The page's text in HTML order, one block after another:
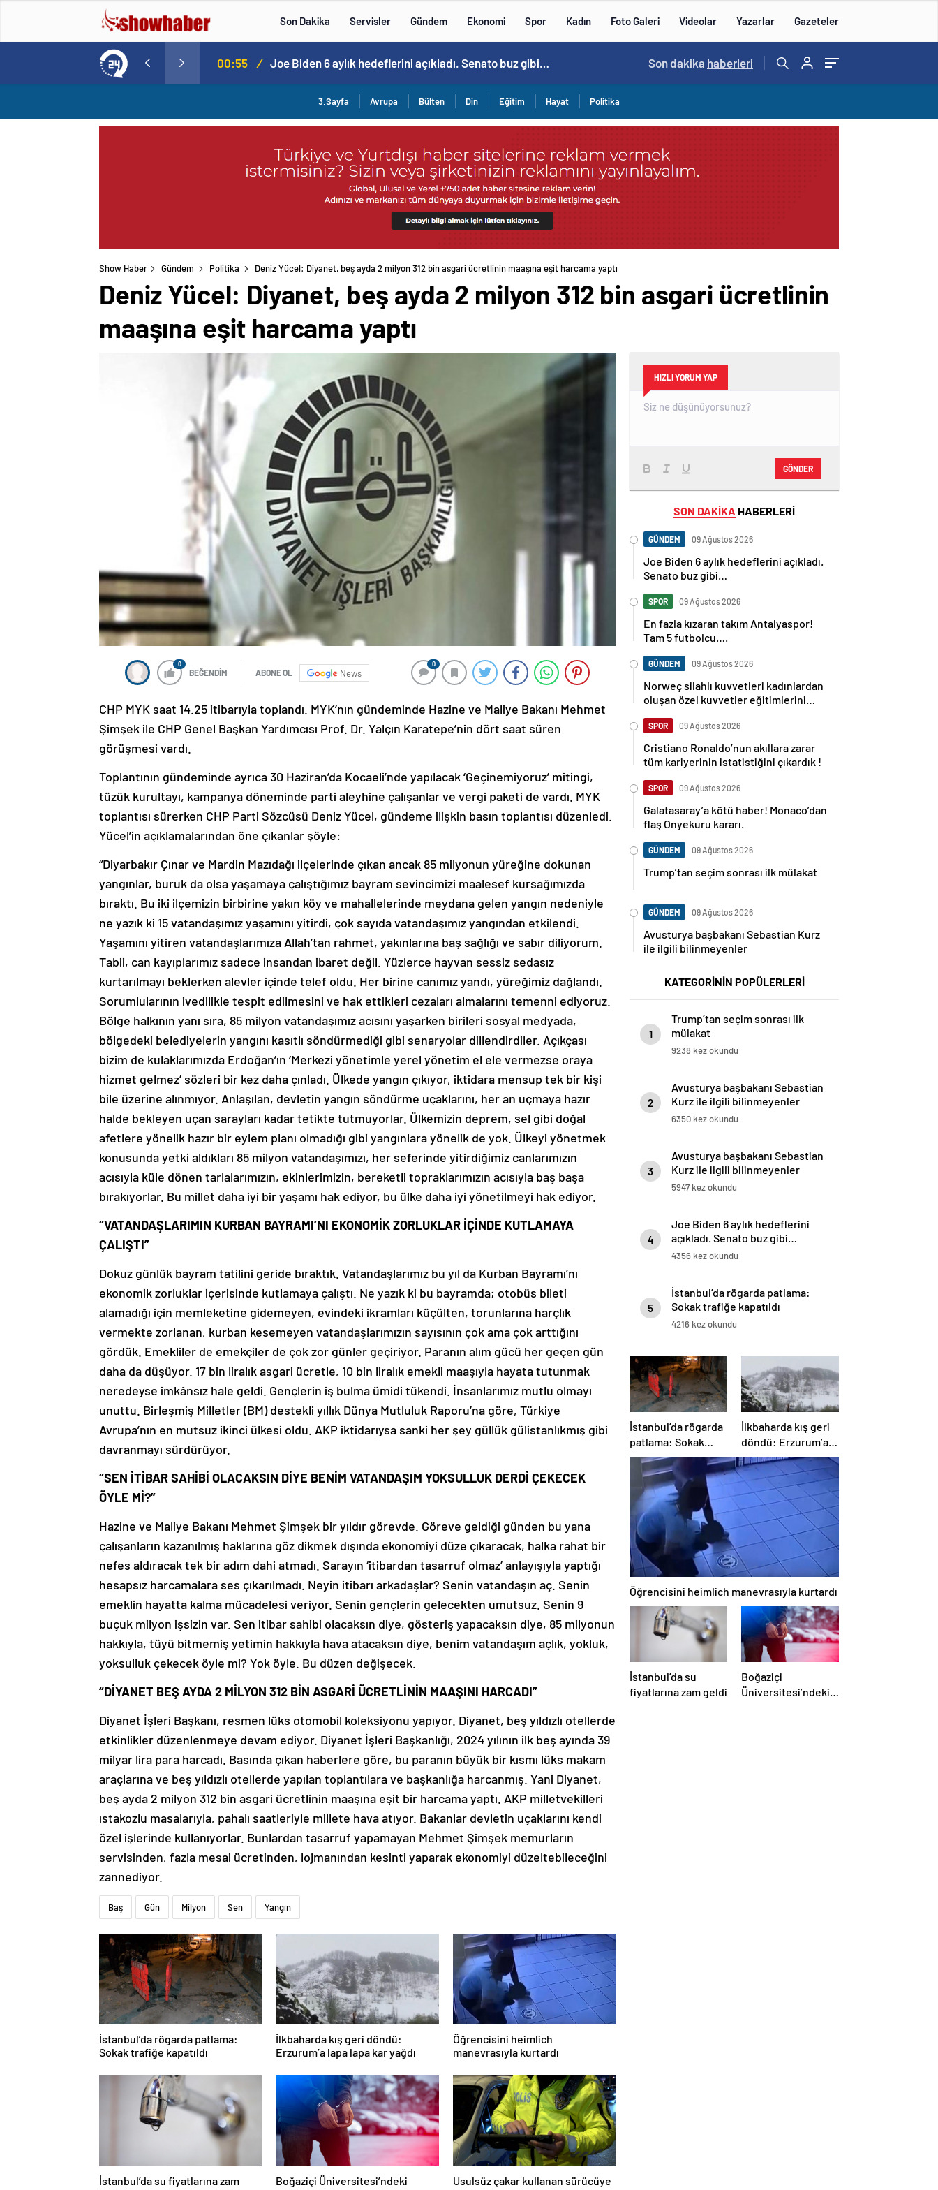
Son Dakika Servisler Gündem Ekonomi Spor Kadın Foto Galeri Videolar Yazarlar Gazeteler
00:55 / Joe Biden 6 aylık hedeflerini açıkladı. Senato buz gibi… 23:55 / En fazla kızaran takım Antalyaspor! Tam 5
Son dakika haberleri
3.Sayfa Avrupa Bülten Din Eğitim Hayat Politika
Show Haber Gündem Politika Deniz Yücel: Diyanet, beş ayda 2 milyon 312 bin asgari ücretlinin maaşına eşit harcama yaptı
Deniz Yücel: Diyanet, beş ayda 2 milyon 312 bin asgari ücretlinin
maaşına eşit harcama yaptı
0
BEĞENDİM ABONE OL News
0
CHP MYK saat 14.25 itibarıyla toplandı. MYK’nın gündeminde Hazine ve Maliye Bakanı Mehmet
Şimşek ile CHP Genel Başkan Yardımcısı Prof. Dr. Yalçın Karatepe’nin dört saat süren
görüşmesi vardı.
Toplantının gündeminde ayrıca 30 Haziran’da Kocaeli’nde yapılacak ‘Geçinemiyoruz’ mitingi,
tüzük kurultayı, kampanya döneminde parti aleyhine çalışanlar ve vergi paketi de vardı. MYK
toplantısı sürerken CHP Parti Sözcüsü Deniz Yücel, gündeme ilişkin basın toplantısı düzenledi.
Yücel’in açıklamalarından öne çıkanlar şöyle:
“Diyarbakır Çınar ve Mardin Mazıdağı ilçelerinde çıkan ancak 85 milyonun yüreğine dokunan
yangınlar, buruk da olsa yaşamaya çalıştığımız bayram sevincimizi maalesef kursağımızda
bıraktı. Bu iki ilçemizin birbirine yakın köy ve mahallelerinde meydana gelen yangın nedeniyle
ne yazık ki 15 vatandaşımız yaşamını yitirdi, çok sayıda vatandaşımız yangından etkilendi.
Yaşamını yitiren vatandaşlarımıza Allah’tan rahmet, yakınlarına baş sağlığı ve sabır diliyorum.
Tabii, can kayıplarımız sadece insandan ibaret değil. Yüzlerce hayvan sessiz sedasız
kurtarılmayı beklerken alevler içinde telef oldu. Her birine canımız yandı, yüreğimiz dağlandı.
Sorumlularının ivedilikle tespit edilmesini ve hak ettikleri cezaları almalarını temenni ediyoruz.
Bölge halkının yanı sıra, 85 milyon vatandaşımız acısını yaşarken birileri sosyal medyada,
bölgedeki belediyelerin yangını kasıtlı söndürmediği gibi senaryolar dillendirdiler. Açıkçası
bizim de kulaklarımızda Erdoğan’ın ‘Merkezi yönetimle yerel yönetim el ele vermezse oraya
hizmet gelmez’ sözleri bir kez daha çınladı. Ülkede yangın çıkıyor, iktidara mensup tek bir kişi
bile üzerine alınmıyor. Anlaşılan, devletin yangın söndürme uçaklarını, her an uçmaya hazır
halde bekleyen uçan sarayları kadar tetikte tutmuyorlar. Ülkemizin deprem, sel gibi doğal
afetlere yönelik hazır bir eylem planı olmadığı gibi yangınlara yönelik de yok. Ülkeyi yönetmek
konusunda yetki aldıkları 85 milyon vatandaşımızı, her seferinde yitirdiğimiz canlarımızın
acısıyla küle dönen tarlalarımızın, ekinlerimizin, bereketli topraklarımızın acısıyla baş başa
bırakıyorlar. Bu millet daha iyi bir yaşamı hak ediyor, bu ülke daha iyi yönetilmeyi hak ediyor.
“VATANDAŞLARIMIN KURBAN BAYRAMI’NI EKONOMİK ZORLUKLAR İÇİNDE KUTLAMAYA
ÇALIŞTI”
Dokuz günlük bayram tatilini geride bıraktık. Vatandaşlarımız bu yıl da Kurban Bayramı’nı
ekonomik zorluklar içerisinde kutlamaya çalıştı. Ne yazık ki bu bayramda; otobüs bileti
alamadığı için memleketine gidemeyen, evindeki ikramları küçülten, torunlarına harçlık
vermekte zorlanan, kurban kesemeyen vatandaşlarımızın sayısının çok ama çok arttığını
gördük. Emekliler de emekçiler de çok zor günler geçiriyor. Paranın alım gücü her geçen gün
daha da düşüyor. 17 bin liralık asgari ücretle, 10 bin liralık emekli maaşıyla hayata tutunmak
neredeyse imkânsız hale geldi. Gençlerin iş bulma ümidi tükendi. İnsanlarımız mutlu olmayı
unuttu. Birleşmiş Milletler (BM) destekli yıllık Dünya Mutluluk Raporu’na göre, Türkiye
Avrupa’nın en mutsuz ikinci ülkesi oldu. AKP iktidarıysa sanki her şey güllük gülistanlıkmış gibi
davranmayı sürdürüyor.
“SEN İTİBAR SAHİBİ OLACAKSIN DİYE BENİM VATANDAŞIM YOKSULLUK DERDİ ÇEKECEK
ÖYLE Mİ?”
Hazine ve Maliye Bakanı Mehmet Şimşek bir yıldır görevde. Göreve geldiği günden bu yana
çalışanların kazanılmış haklarına göz dikmek dışında ekonomiyi düze çıkaracak, halka rahat bir
nefes aldıracak tek bir adım dahi atmadı. Sarayın ‘itibardan tasarruf olmaz’ anlayışıyla yaptığı
hesapsız harcamalara ses çıkarılmadı. Neyin itibarı arkadaşlar? Senin vatandaşın aç. Senin
emeklin hayatta kalma mücadelesi veriyor. Senin gençlerin gelecekten umutsuz. Senin 9
buçuk milyon işsizin var. Sen itibar sahibi olacaksın diye, gösteriş yapacaksın diye, 85 milyonun
hakkıyla, tüyü bitmemiş yetimin hakkıyla hava atacaksın diye, benim vatandaşım açlık, yokluk,
yoksulluk çekecek öyle mi? Yok öyle. Bu düzen değişecek.
“DİYANET BEŞ AYDA 2 MİLYON 312 BİN ASGARİ ÜCRETLİNİN MAAŞINI HARCADI”
Diyanet İşleri Başkanı, resmen lüks otomobil koleksiyonu yapıyor. Diyanet, beş yıldızlı otellerde
etkinlikler düzenlenmeye devam ediyor. Diyanet İşleri Başkanlığı, 2024 yılının ilk beş ayında 39
milyar lira para harcadı. Basında çıkan haberlere göre, bu paranın büyük bir kısmı lüks makam
araçlarına ve beş yıldızlı otellerde yapılan toplantılara ve başkanlığa harcanmış. Yani Diyanet,
beş ayda 2 milyon 312 bin asgari ücretlinin maaşına eşit bir harcama yaptı. AKP milletvekilleri
ıstakozlu masalarıyla, pahalı saatleriyle millete hava atıyor. Bakanlar devletin uçaklarını kendi
özel işlerinde kullanıyorlar. Bunlardan tasarruf yapamayan Mehmet Şimşek memurların
servisinden, fazla mesai ücretinden, lojmanından kesinti yaparak ekonomiyi düzeltebileceğini
zannediyor.
Baş Gün Milyon Sen Yangın
İstanbul’da rögarda patlama:
Sokak trafiğe kapatıldı
İlkbaharda kış geri döndü:
Erzurum’a lapa lapa kar yağdı
Öğrencisini heimlich
manevrasıyla kurtardı
İstanbul’da su fiyatlarına zam
Boğaziçi Üniversitesi’ndeki
Usulsüz çakar kullanan sürücüye
HIZLI YORUM YAP
GÖNDER
SON DAKİKA HABERLERİ
GÜNDEM 09 Ağustos 2026
Joe Biden 6 aylık hedeflerini açıkladı.
Senato buz gibi…
SPOR 09 Ağustos 2026
En fazla kızaran takım Antalyaspor!
Tam 5 futbolcu….
GÜNDEM 09 Ağustos 2026
Norweç silahlı kuvvetleri kadınlardan
oluşan özel kuvvetler eğitimlerini
SPOR 09 Ağustos 2026
Cristiano Ronaldo’nun akıllara zarar
tüm kariyerinin istatistiğini çıkardık !
SPOR 09 Ağustos 2026
Galatasaray’a kötü haber! Monaco’dan
flaş Onyekuru kararı.
GÜNDEM 09 Ağustos 2026
Trump’tan seçim sonrası ilk mülakat
GÜNDEM 09 Ağustos 2026
Avusturya başbakanı Sebastian Kurz
ile ilgili bilinmeyenler
KATEGORİNİN POPÜLERLERİ
1
Trump’tan seçim sonrası ilk
mülakat
9238 kez okundu
2
Avusturya başbakanı Sebastian
Kurz ile ilgili bilinmeyenler
6350 kez okundu
3
Avusturya başbakanı Sebastian
Kurz ile ilgili bilinmeyenler
5947 kez okundu
4
Joe Biden 6 aylık hedeflerini
açıkladı. Senato buz gibi…
4356 kez okundu
5
İstanbul’da rögarda patlama:
Sokak trafiğe kapatıldı
4216 kez okundu
İstanbul’da rögarda
patlama: Sokak
trafiğe kapatıldı
İlkbaharda kış geri
döndü: Erzurum’a
lapa lapa kar yağdı
Öğrencisini heimlich manevrasıyla kurtardı
İstanbul’da su
fiyatlarına zam geldi
Boğaziçi
Üniversitesi’ndeki